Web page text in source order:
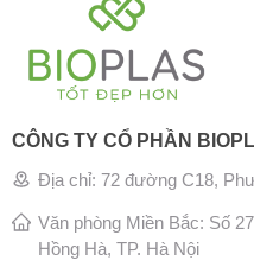
CÔNG TY CỔ PHẦN
Địa chỉ: 72 đường C18,
Văn phòng Miền Bắc: Số
Hồng Hà, TP. Hà Nội